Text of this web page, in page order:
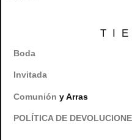
Boda
Invitada
Comunión y Arras
POLÍTICA DE